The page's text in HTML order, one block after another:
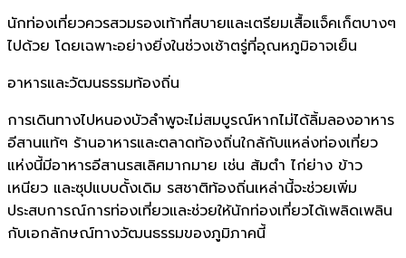
นักท่องเที่ยวควรสวมรองเท้าที่สบายและเตรียมเสื้อแจ็คเก็ตบางๆ
ไปด้วย โดยเฉพาะอย่างยิ่งในช่วงเช้าตรู่ที่อุณหภูมิอาจเย็น
อาหารและวัฒนธรรมท้องถิ่น
การเดินทางไปหนองบัวลำพูจะไม่สมบูรณ์หากไม่ได้ลิ้มลองอาหาร
อีสานแท้ๆ ร้านอาหารและตลาดท้องถิ่นใกล้กับแหล่งท่องเที่ยว
แห่งนี้มีอาหารอีสานรสเลิศมากมาย เช่น ส้มตำ ไก่ย่าง ข้าว
เหนียว และซุปแบบดั้งเดิม รสชาติท้องถิ่นเหล่านี้จะช่วยเพิ่ม
ประสบการณ์การท่องเที่ยวและช่วยให้นักท่องเที่ยวได้เพลิดเพลิน
กับเอกลักษณ์ทางวัฒนธรรมของภูมิภาคนี้